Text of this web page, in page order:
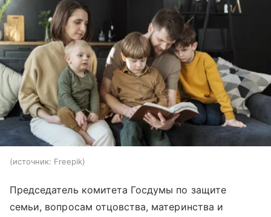
источник: Freepik
Председатель комитета Госдумы по защите
семьи, вопросам отцовства, материнства и